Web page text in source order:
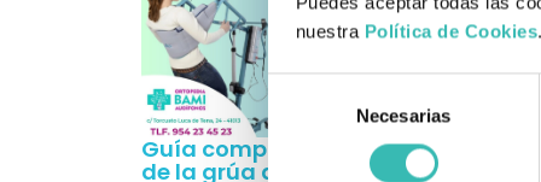
nuestra Política de Cookies.
de
consentimiento
Necesarias
Guía completa sobre el uso
de la grúa de
La